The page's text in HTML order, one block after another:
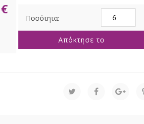
€
ΠΟΡΤΟΚΑΛΙ
ΜΑΡΓΑΡΙΤΕΣ
ΜΠΟΥΚΕΤΟ
40ΕΚ
Απόκτησε το